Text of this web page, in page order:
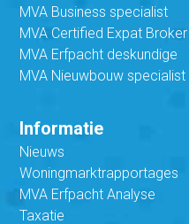
MVA Business specialist
MVA Certified Expat Broker
MVA Erfpacht deskundige
MVA Nieuwbouw specialist
Informatie
Nieuws
Woningmarktrapportages
MVA Erfpacht Analyse
Taxatie